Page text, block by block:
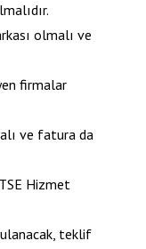
olmalı ve
firmalar
ve fatura da
Hizmet
teklif